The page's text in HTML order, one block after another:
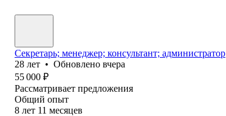
Секретарь; менеджер; консультант; администратор
28 лет • Обновлено вчера
55 000 ₽
Рассматривает предложения
Общий опыт
8 лет 11 месяцев